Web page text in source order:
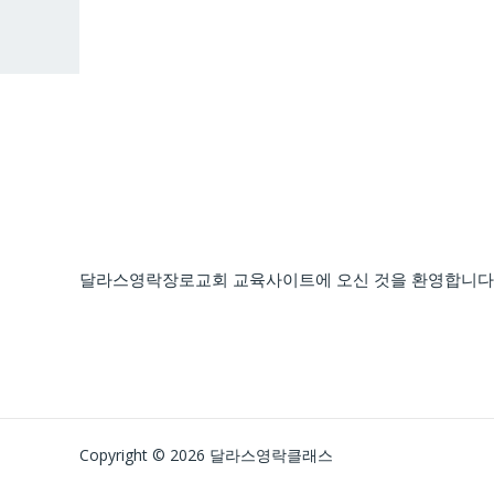
달라스영락장로교회 교육사이트에 오신 것을 환영합니
Copyright © 2026 달라스영락클래스